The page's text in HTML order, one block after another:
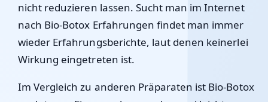
nicht reduzieren lassen. Sucht man im Internet
nach Bio-Botox Erfahrungen findet man immer
wieder Erfahrungsberichte, laut denen keinerlei
Wirkung eingetreten ist.
Im Vergleich zu anderen Präparaten ist Bio-Botox